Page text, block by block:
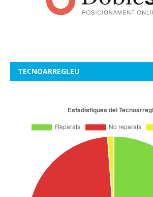
TECNOARREGLEU